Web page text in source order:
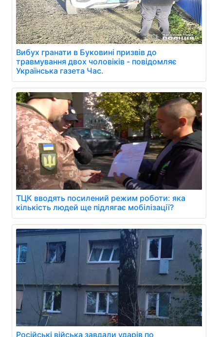
Вибух гранати в Буковині призвів до
травмування двох чоловіків - повідомляє
Українська газета Час.
ТЦК вводять посилений режим роботи: яка
кількість людей ще підлягає мобілізації?
Російські війська завдали ударів по